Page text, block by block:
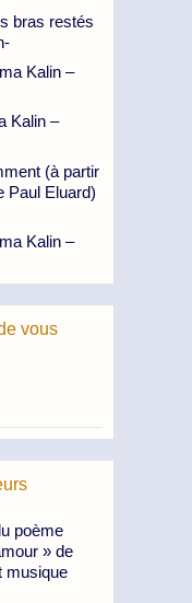
bras restés
Kalin –
Kalin –
(à partir
Paul Eluard)
Kalin –
vous
poème
» de
musique